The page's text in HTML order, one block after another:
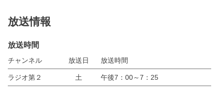
放送情報
放送時間
チャンネル 放送日 放送時間
ラジオ第２ 土 午後7：00～7：25